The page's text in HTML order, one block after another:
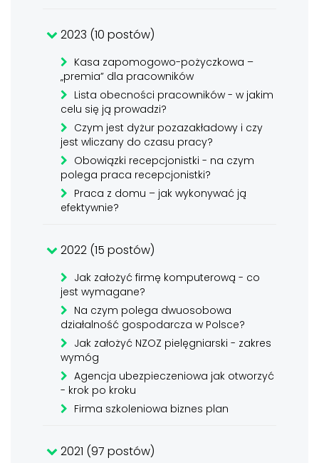
2023 (10 postów)
Kasa zapomogowo-pożyczkowa –
„premia” dla pracowników
Lista obecności pracowników - w jakim
celu się ją prowadzi?
Czym jest dyżur pozazakładowy i czy
jest wliczany do czasu pracy?
Obowiązki recepcjonistki - na czym
polega praca recepcjonistki?
Praca z domu – jak wykonywać ją
efektywnie?
2022 (15 postów)
Jak założyć firmę komputerową - co
jest wymagane?
Na czym polega dwuosobowa
działalność gospodarcza w Polsce?
Jak założyć NZOZ pielęgniarski - zakres
wymóg
Agencja ubezpieczeniowa jak otworzyć
- krok po kroku
Firma szkoleniowa biznes plan
2021 (97 postów)